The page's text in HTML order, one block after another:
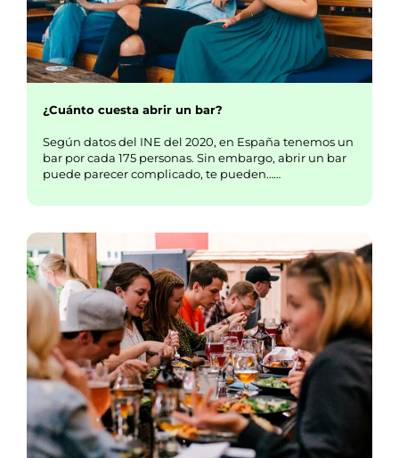
¿Cuánto cuesta abrir un bar?
Según datos del INE del 2020, en España tenemos un
bar por cada 175 personas. Sin embargo, abrir un bar
puede parecer complicado, te pueden……